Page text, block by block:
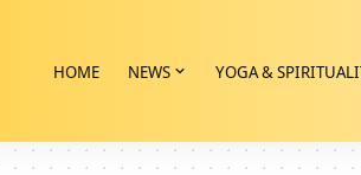
HOME NEWS YOGA &